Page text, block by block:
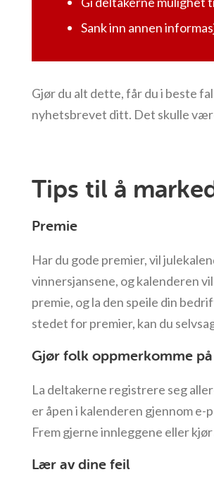
Sank inn annen
Gjør du alt dette, får du i beste
nyhetsbrevet ditt. Det skulle
Tips til å
Premie
Har du gode premier, vil
vinnersjansene, og kalenderen
premie, og la den speile din
stedet for premier, kan du
Gjør folk oppmerkomme
La deltakerne registrere seg
er åpen i kalenderen gjennom e-
Frem gjerne innleggene eller
Lær av dine feil